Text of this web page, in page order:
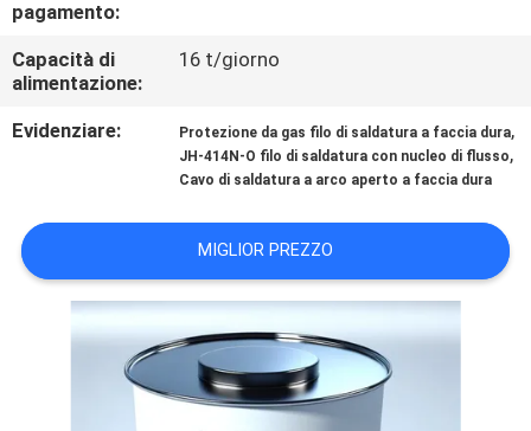
RICHIEDA
UNA
NOTIZIE
pagamento:
Capacità di
alimentazione:
16 t/giorno
Evidenziare: Protezione da gas filo di saldatura a faccia dura,
JH-414N-O filo di saldatura con nucleo di flusso,
Cavo di saldatura a arco aperto a faccia dura
MIGLIOR PREZZO